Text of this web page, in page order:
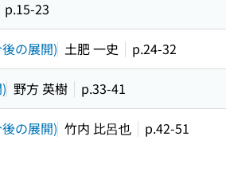
p.15-23
の展開) 土肥 一史 p.24-32
野方 英樹 p.33-41
の展開) 竹内 比呂也 p.42-51